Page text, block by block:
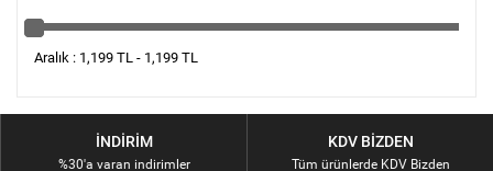
Aralık : 1,199 TL - 1,199 TL
İNDIRIM
%30'a varan indirimler
KDV BIZDEN
Tüm ürünlerde KDV Bizden